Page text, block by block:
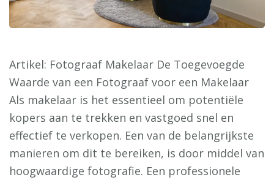
Artikel: Fotograaf Makelaar De Toegevoegde
Waarde van een Fotograaf voor een Makelaar
Als makelaar is het essentieel om potentiële
kopers aan te trekken en vastgoed snel en
effectief te verkopen. Een van de belangrijkste
manieren om dit te bereiken, is door middel van
hoogwaardige fotografie. Een professionele